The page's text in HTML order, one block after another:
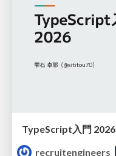
TypeScript入門 2026
recruitengineers